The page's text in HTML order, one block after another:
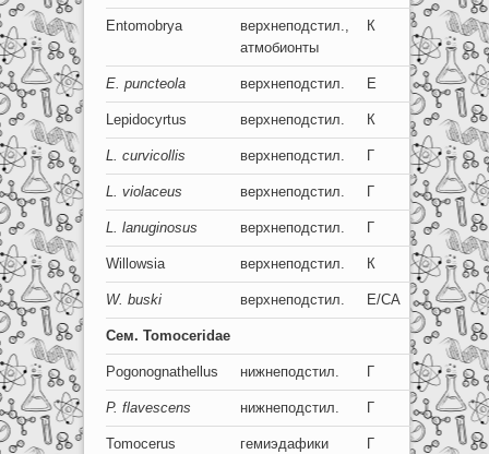
Entomobrya
верхнеподстил.,
атмобионты
К
E. puncteola верхнеподстил. Е 8+8
Lepidocyrtus верхнеподстил. К 8
L. curvicollis верхнеподстил. Г 8+8
L. violaceus верхнеподстил. Г 8+8
L. lanuginosus верхнеподстил. Г 8+8
Willowsia верхнеподстил. К 8
W. buski верхнеподстил. Е/СА 8+8
Сем. Tomoceridae
Pogonognathellus нижнеподстил. Г 6
P. flavescens нижнеподстил. Г 6+6
Tomocerus гемиэдафики Г 6-0